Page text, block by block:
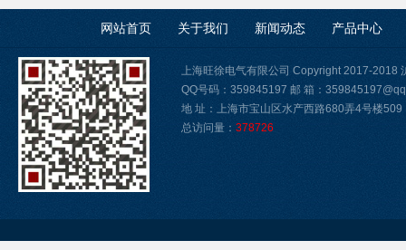
网站首页 关于我们 新闻动态 产品中心
上海旺徐电气有限公司 Copyright 2017-2018
QQ号码：359845197 邮 箱：
地 址：上海市宝山区水产西路680弄4号楼509
总访问量： 378726